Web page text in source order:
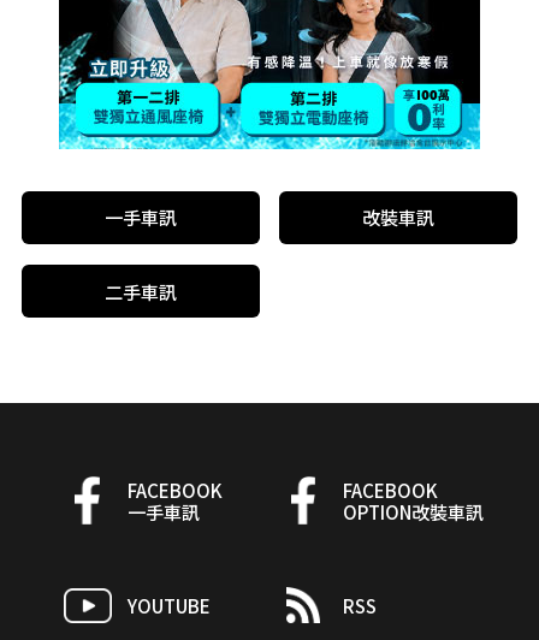
一手車訊 改裝車訊
二手車訊
FACEBOOK
一手車訊
FACEBOOK
OPTION改裝車訊
YOUTUBE RSS